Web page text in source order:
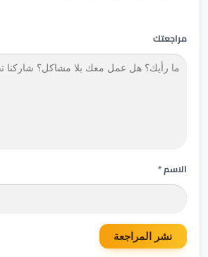
ا
ز
ج
دً
و
ل
ف
ئ
مراجعتك
الاسم *